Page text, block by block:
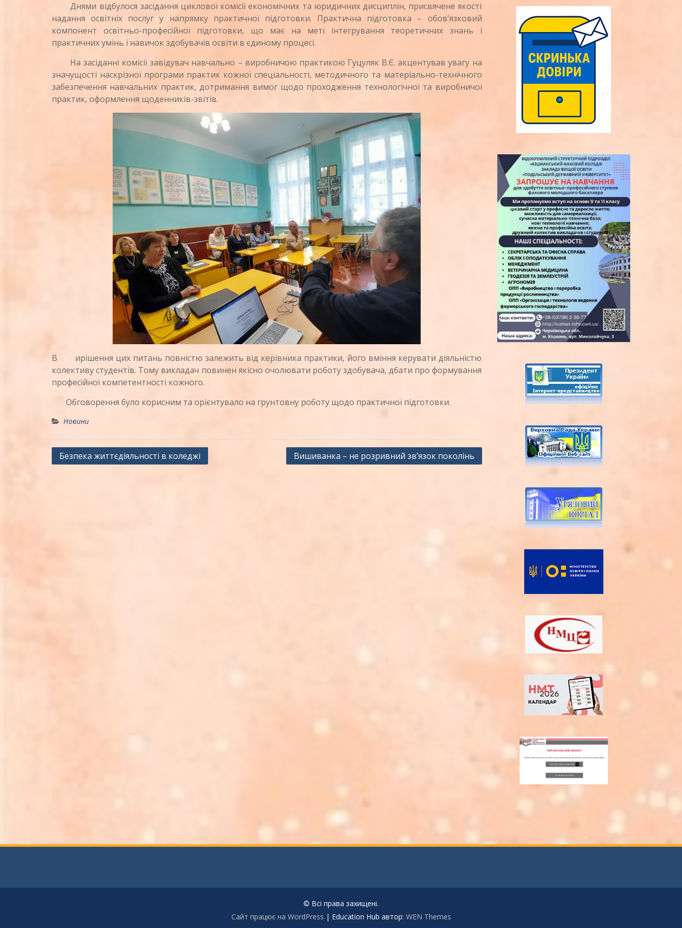
Днями відбулося засідання циклової комісії економічних та юридичних дисциплін, присвячене якості
надання освітніх послуг у напрямку практичної підготовки. Практична підготовка – обов’язковий
компонент освітньо-професійної підготовки, що має на меті інтегрування теоретичних знань і
практичних умінь і навичок здобувачів освіти в єдиному процесі.
На засіданні комісії завідувач навчально – виробничою практикою Гуцуляк В.Є. акцентував увагу на
значущості наскрізної програми практик кожної спеціальності, методичного та матеріально-технічного
забезпечення навчальних практик, дотримання вимог щодо проходження технологічної та виробничої
практик, оформлення щоденників-звітів.
В ирішення цих питань повністю залежить від керівника практики, його вміння керувати діяльністю
колективу студентів. Тому викладач повинен якісно очолювати роботу здобувача, дбати про формування
професійної компетентності кожного.
Обговорення було корисним та орієнтувало на грунтовну роботу щодо практичної підготовки.
Новини
Навігація
Безпека життєдіяльності в коледжі Вишиванка – не розривний зв’язок поколінь
© Всі права захищені.
Сайт працює на WordPress | Education Hub автор: WEN Themes